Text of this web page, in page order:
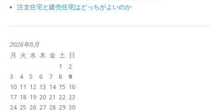
注文住宅と建売住宅はどっちがよいのか
2026年8月
月
火 水 木 金 土
日
1
2
3
4 5 6 7 8
9
10 11 12 13 14 15 16
17 18 19 20 21 22 23
24 25 26 27 28 29 30